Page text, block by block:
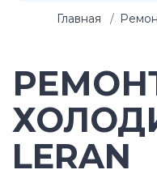
Главная
LERAN